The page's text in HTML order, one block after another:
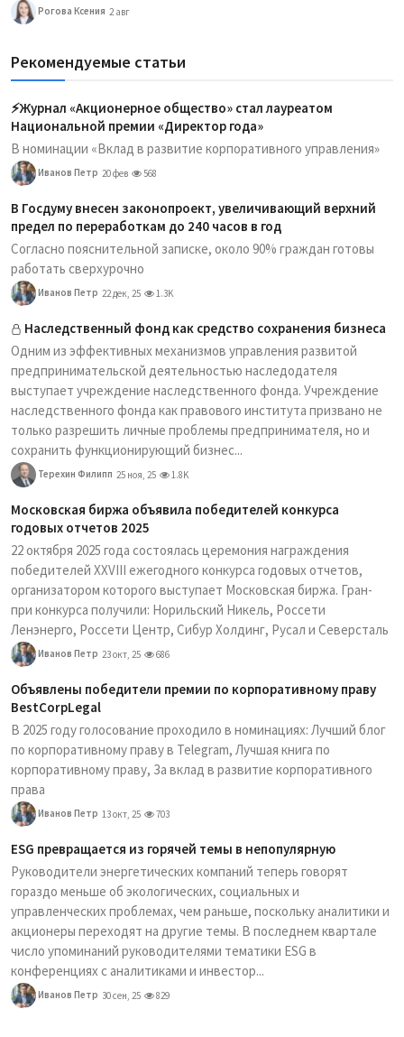
Рогова Ксения 2 авг
Рекомендуемые статьи
⚡️Журнал «Акционерное общество» стал лауреатом
Национальной премии «Директор года»
В номинации «Вклад в развитие корпоративного управления»
Иванов Петр 20 фев 568
В Госдуму внесен законопроект, увеличивающий верхний
предел по переработкам до 240 часов в год
Согласно пояснительной записке, около 90% граждан готовы
работать сверхурочно
Иванов Петр 22 дек, 25 1.3K
Наследственный фонд как средство сохранения бизнеса
Одним из эффективных механизмов управления развитой
предпринимательской деятельностью наследодателя
выступает учреждение наследственного фонда. Учреждение
наследственного фонда как правового института призвано не
только разрешить личные проблемы предпринимателя, но и
сохранить функционирующий бизнес...
Терехин Филипп 25 ноя, 25 1.8K
Московская биржа объявила победителей конкурса
годовых отчетов 2025
22 октября 2025 года состоялась церемония награждения
победителей XXVIII ежегодного конкурса годовых отчетов,
организатором которого выступает Московская биржа. Гран-
при конкурса получили: Норильский Никель, Россети
Ленэнерго, Россети Центр, Сибур Холдинг, Русал и Северсталь
Иванов Петр 23 окт, 25 686
Объявлены победители премии по корпоративному праву
BestCorpLegal
В 2025 году голосование проходило в номинациях: Лучший блог
по корпоративному праву в Telegram, Лучшая книга по
корпоративному праву, За вклад в развитие корпоративного
права
Иванов Петр 13 окт, 25 703
ESG превращается из горячей темы в непопулярную
Руководители энергетических компаний теперь говорят
гораздо меньше об экологических, социальных и
управленческих проблемах, чем раньше, поскольку аналитики и
акционеры переходят на другие темы. В последнем квартале
число упоминаний руководителями тематики ESG в
конференциях с аналитиками и инвестор...
Иванов Петр 30 сен, 25 829